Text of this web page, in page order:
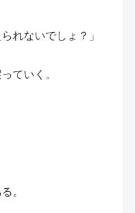
れないでしょ？」
ていく。
。